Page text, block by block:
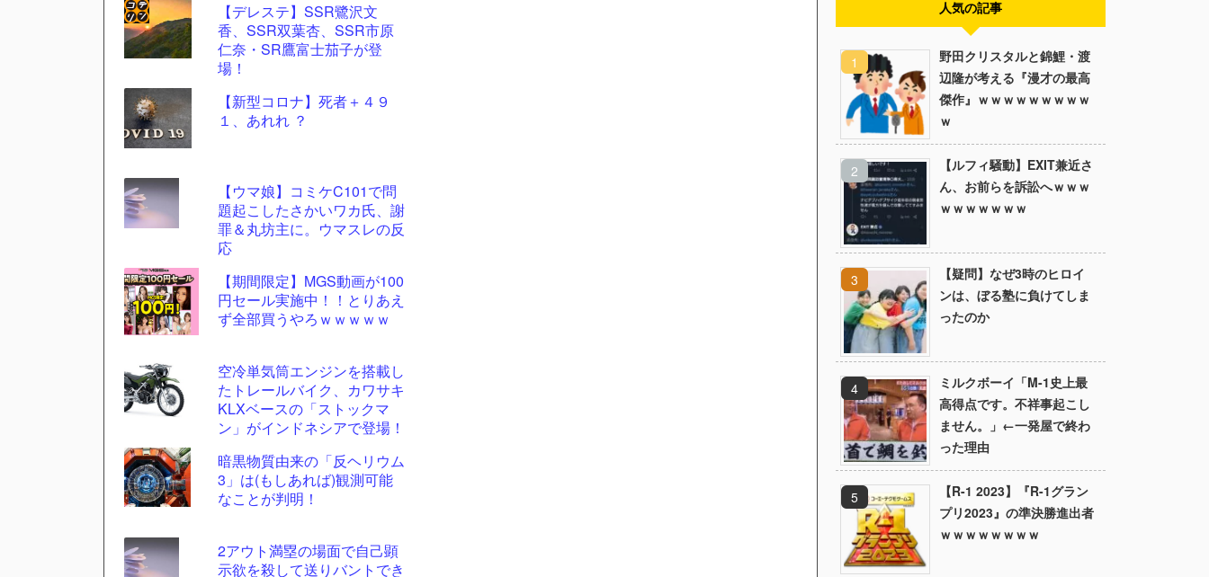
【デレステ】SSR鷺沢文
香、SSR双葉杏、SSR市原
仁奈・SR鷹富士茄子が登
場！
【新型コロナ】死者＋４９
１、あれれ ？
【ウマ娘】コミケC101で問
題起こしたさかいワカ氏、謝
罪＆丸坊主に。ウマスレの反
応
【期間限定】MGS動画が100
円セール実施中！！とりあえ
ず全部買うやろｗｗｗｗｗ
空冷単気筒エンジンを搭載し
たトレールバイク、カワサキ
KLXベースの「ストックマ
ン」がインドネシアで登場！
暗黒物質由来の「反ヘリウム
3」は(もしあれば)観測可能
なことが判明！
2アウト満塁の場面で自己顕
示欲を殺して送りバントでき
コテ
リン
- 固
定リ
ンク
更新
ツー
人気の記事
野田クリスタルと錦鯉・渡
辺隆が考える『漫才の最高
傑作』ｗｗｗｗｗｗｗｗｗ
ｗ
【ルフィ騒動】EXIT兼近さ
ん、お前らを訴訟へｗｗｗ
ｗｗｗｗｗｗｗ
【疑問】なぜ3時のヒロイ
ンは、ぼる塾に負けてしま
ったのか
ミルクボーイ「M-1史上最
高得点です。不祥事起こし
ません。」←一発屋で終わ
った理由
【R-1 2023】『R-1グラン
プリ2023』の準決勝進出者
ｗｗｗｗｗｗｗｗ